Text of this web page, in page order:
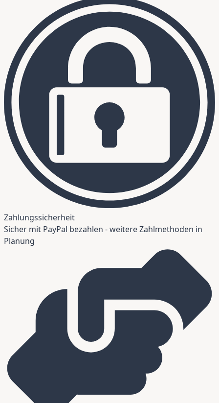
Zahlungssicherheit
Sicher mit PayPal bezahlen - weitere Zahlmethoden in
Planung